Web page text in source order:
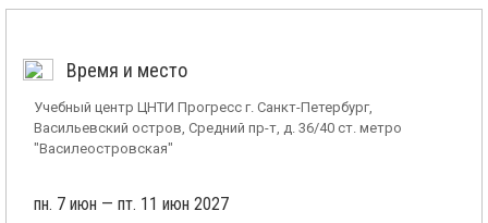
Время и место
Учебный центр ЦНТИ Прогресс г. Санкт-Петербург,
Васильевский остров, Средний пр-т, д. 36/40 ст. метро
"Василеостровская"
пн. 7 июн — пт. 11 июн 2027